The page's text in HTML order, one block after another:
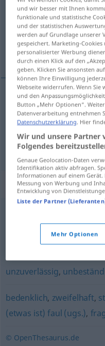
Übersicht aller
(Für mehr Details die
неизвестный,
неизвестный [sein], -ен
неопределённый , -ен, -на
Synonyme
,fraglich
unzuverlässig,
bedenklich, zweifelhaft,
(etwas ist) faul (ugs.),
© OpenThesaurus.de
und wir besser mit Ihnen
funktionale und statistische
und der statistischen
werden auf Grundlage unserer
gespeichert. Marketing-
personalisierter Werbung
durch einen Klick auf den
geben. Klicken Sie ansonsten
können Ihre Einwilligung
Webseite widerrufen. Wenn
und den
Button „Mehr Optionen“.
Datenverarbeitung entnehmen
Datenschutzerklärung . Hier
Wir und unsere Partner
Folgendes
Genaue Geolocation-Daten
Identifikation aktiv abfragen.
Informationen auf einem
Messung von Werbung und
Entwicklung von
Liste der Partner
Mehr Optionen